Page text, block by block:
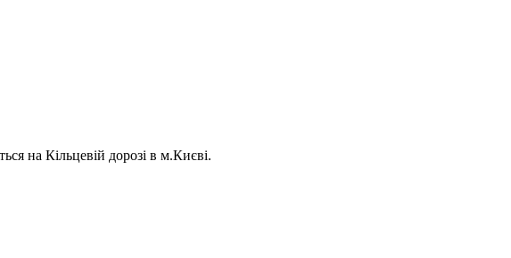
на Кільцевій дорозі в м.Києві.